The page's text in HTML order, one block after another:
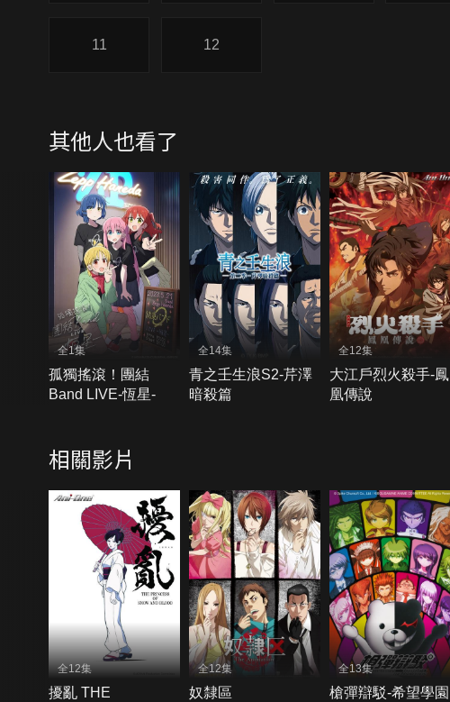
11 12
其他人也看了
全1集
孤獨搖滾！團結
Band LIVE-恆星-
全14集
青之壬生浪S2-芹澤
暗殺篇
全12集
大江戶烈火殺手-鳳
凰傳說
相關影片
全12集
擾亂 THE
全12集
奴隸區
全13集
槍彈辯駁-希望學園